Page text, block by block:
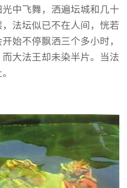
中飞舞，洒遍坛城和几十
法坛似已不在人间，恍若
始不停飘洒三个多小时，
大法王却未染半片。当法